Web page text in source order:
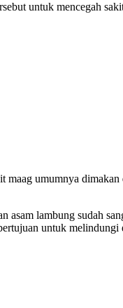
untuk mencegah
maag umumnya dimakan
asam lambung sudah
untuk